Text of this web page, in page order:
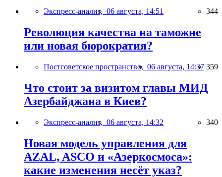
Экспресс-анализ, 06 августа, 14:51 344
Революция качества на таможне
или новая бюрократия?
Постсоветское пространство, 06 августа, 14:37 359
Что стоит за визитом главы МИД
Азербайджана в Киев?
Экспресс-анализ, 06 августа, 14:32 340
Новая модель управления для
AZAL, ASCO и «Азеркосмоса»:
какие изменения несёт указ?